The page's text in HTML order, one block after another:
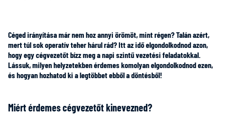
Céged irányítása már nem hoz annyi örömöt, mint régen? Talán azért,
mert túl sok operatív teher hárul rád? Itt az idő elgondolkodnod azon,
hogy egy cégvezetőt bízz meg a napi szintű vezetési feladatokkal.
Lássuk, milyen helyzetekben érdemes komolyan elgondolkodnod ezen,
és hogyan hozhatod ki a legtöbbet ebből a döntésből!
Miért érdemes cégvezetőt kinevezned?